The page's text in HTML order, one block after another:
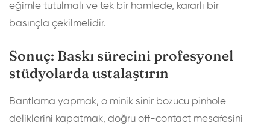
eğimle tutulmalı ve tek bir hamlede, kararlı bir
basınçla çekilmelidir.
Sonuç: Baskı sürecini profesyonel
stüdyolarda ustalaştırın
Bantlama yapmak, o minik sinir bozucu pinhole
deliklerini kapatmak, doğru off-contact mesafesini